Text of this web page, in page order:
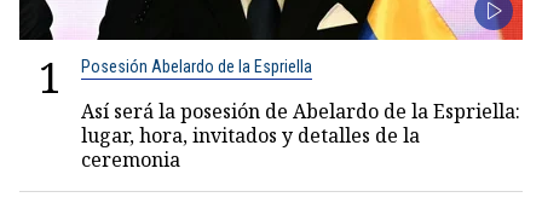
1 Posesión Abelardo de la Espriella
Así será la posesión de Abelardo de la Espriella:
lugar, hora, invitados y detalles de la
ceremonia